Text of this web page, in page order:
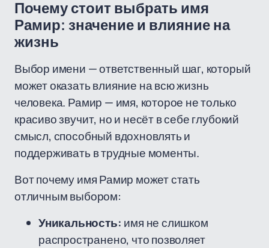
Почему стоит выбрать имя
Рамир: значение и влияние на
жизнь
Выбор имени — ответственный шаг, который
может оказать влияние на всю жизнь
человека. Рамир — имя, которое не только
красиво звучит, но и несёт в себе глубокий
смысл, способный вдохновлять и
поддерживать в трудные моменты.
Вот почему имя Рамир может стать
отличным выбором:
Уникальность: имя не слишком
распространено, что позволяет